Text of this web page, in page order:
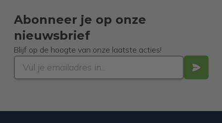
Abonneer je op onze
nieuwsbrief
Blijf op de hoogte van onze laatste acties!